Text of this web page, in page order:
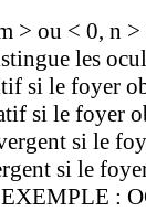
> ou < 0, n
les
si le foyer
si le foyer
si le
si le
: